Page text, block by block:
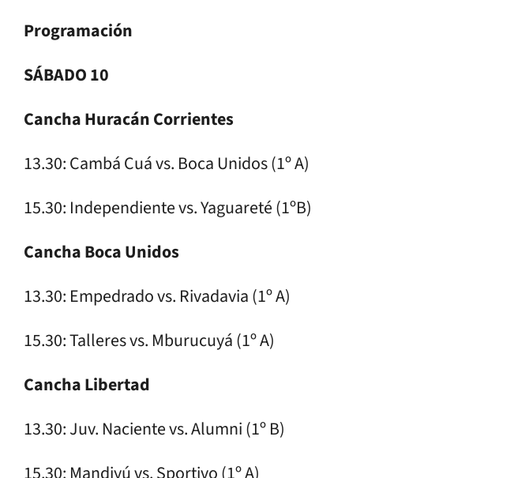
Programación
SÁBADO 10
Cancha Huracán Corrientes
13.30: Cambá Cuá vs. Boca Unidos (1º A)
15.30: Independiente vs. Yaguareté (1ºB)
Cancha Boca Unidos
13.30: Empedrado vs. Rivadavia (1º A)
15.30: Talleres vs. Mburucuyá (1º A)
Cancha Libertad
13.30: Juv. Naciente vs. Alumni (1º B)